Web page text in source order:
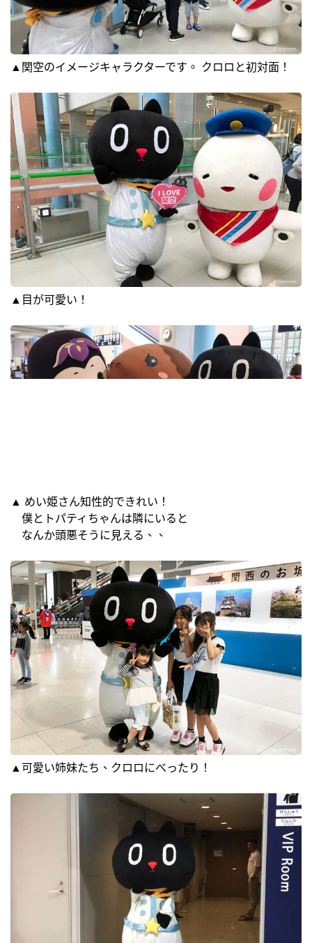
▲関空のイメージキャラクターです。 クロロと初対面！
▲目が可愛い！
▲ めい姫さん知性的できれい！
僕とトパティちゃんは隣にいると
なんか頭悪そうに見える、、
▲可愛い姉妹たち、クロロにべったり！